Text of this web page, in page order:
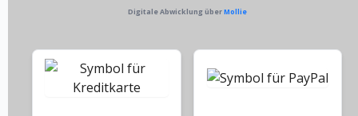
Digitale Abwicklung überMollie